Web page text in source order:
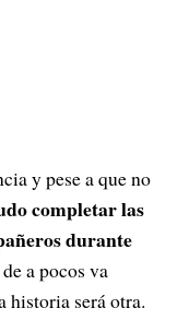
y pese a que no
completar las
durante
a pocos va
historia será otra.